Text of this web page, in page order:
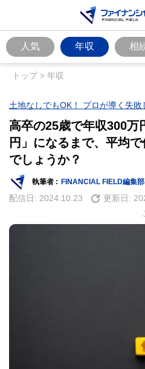
人気 年収 相
トップ> 年収
土地なしでもOK！ プロが導く失
高卒の25歳で年収300万
円」になるまで、平均
でしょうか？
執筆者 : FINANCIAL FIELD編集部
配信日: 2024.10.23 更新日: